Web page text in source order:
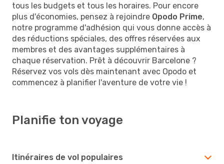
tous les budgets et tous les horaires. Pour encore
plus d'économies, pensez à rejoindre Opodo Prime,
notre programme d'adhésion qui vous donne accès à
des réductions spéciales, des offres réservées aux
membres et des avantages supplémentaires à
chaque réservation. Prêt à découvrir Barcelone ?
Réservez vos vols dès maintenant avec Opodo et
commencez à planifier l'aventure de votre vie !
Planifie ton voyage
Itinéraires de vol populaires